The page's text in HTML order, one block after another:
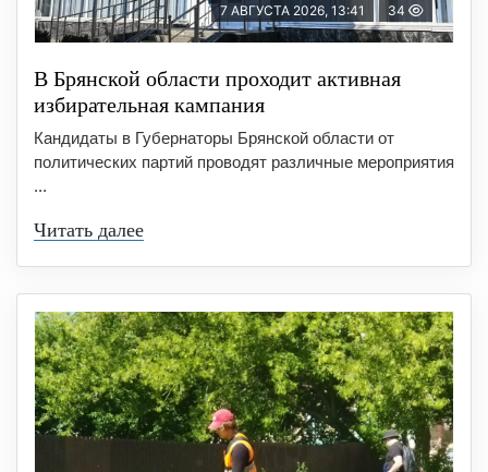
7 АВГУСТА 2026, 13:41 34
В Брянской области проходит активная
избирательная кампания
Кандидаты в Губернаторы Брянской области от
политических партий проводят различные мероприятия
...
Читать далее